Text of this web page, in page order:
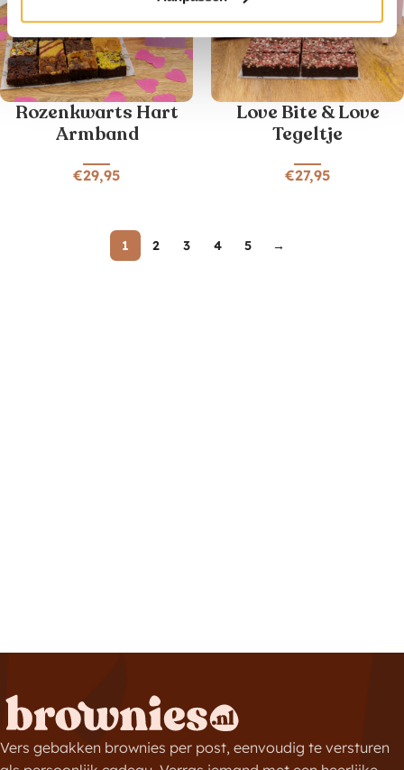
Rozenkwarts Hart
Armband
€29,95
Love Bite & Love
Tegeltje
€27,95
1 2 3 4 5 →
Vers gebakken brownies per post, eenvoudig te versturen